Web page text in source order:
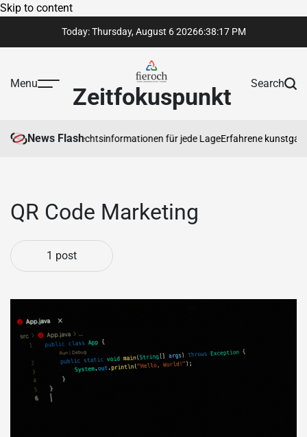
Skip to content
Today: Thursday, August 6 20266:38:17 PM
Menu Zeitfokuspunkt Search
News FlashRechtsinformationen für jede LageErfahrene
QR Code Marketing
1 post